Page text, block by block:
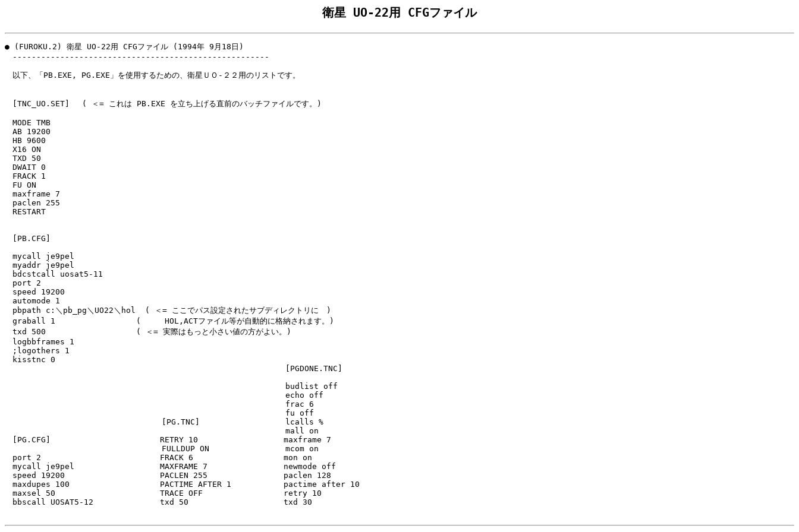
衛星 UO-22用 CFGファイル
● (FUROKU.2) 衛星 UO-22用 CFGファイル (1994年 9月18日)
------------------------------------------------------
以下、「PB.EXE, PG.EXE」を使用するための、衛星ＵＯ-２２用のリストです。
[TNC_UO.SET]　 ( ＜= これは PB.EXE を立ち上げる直前のバッチファイルです。)
MODE TMB
AB 19200
HB 9600
X16 ON
TXD 50
DWAIT 0
FRACK 1
FU ON
maxframe 7
paclen 255
RESTART
[PB.CFG]
mycall je9pel
myaddr je9pel
bdcstcall uosat5-11
port 2
speed 19200
automode 1
pbpath c:＼pb_pg＼UO22＼hol  ( ＜= ここでパス設定されたサブディレクトリに　)
graball 1                 (     HOL,ACTファイル等が自動的に格納されます。)
txd 500                   ( ＜= 実際はもっと小さい値の方がよい。)
logbbframes 1
;logothers 1
kisstnc 0
                                                           [PGDONE.TNC]
                                                           budlist off
                                                           echo off
                                                           frac 6
                                                           fu off
                                 [PG.TNC]                  lcalls %
                                                           mall on
[PG.CFG]                       RETRY 10                  maxframe 7
                                 FULLDUP ON                mcom on
port 2                         FRACK 6                   mon on
mycall je9pel                  MAXFRAME 7                newmode off
speed 19200                    PACLEN 255                paclen 128
maxdupes 100                   PACTIME AFTER 1           pactime after 10
maxsel 50                      TRACE OFF                 retry 10
bbscall UOSAT5-12              txd 50                    txd 30